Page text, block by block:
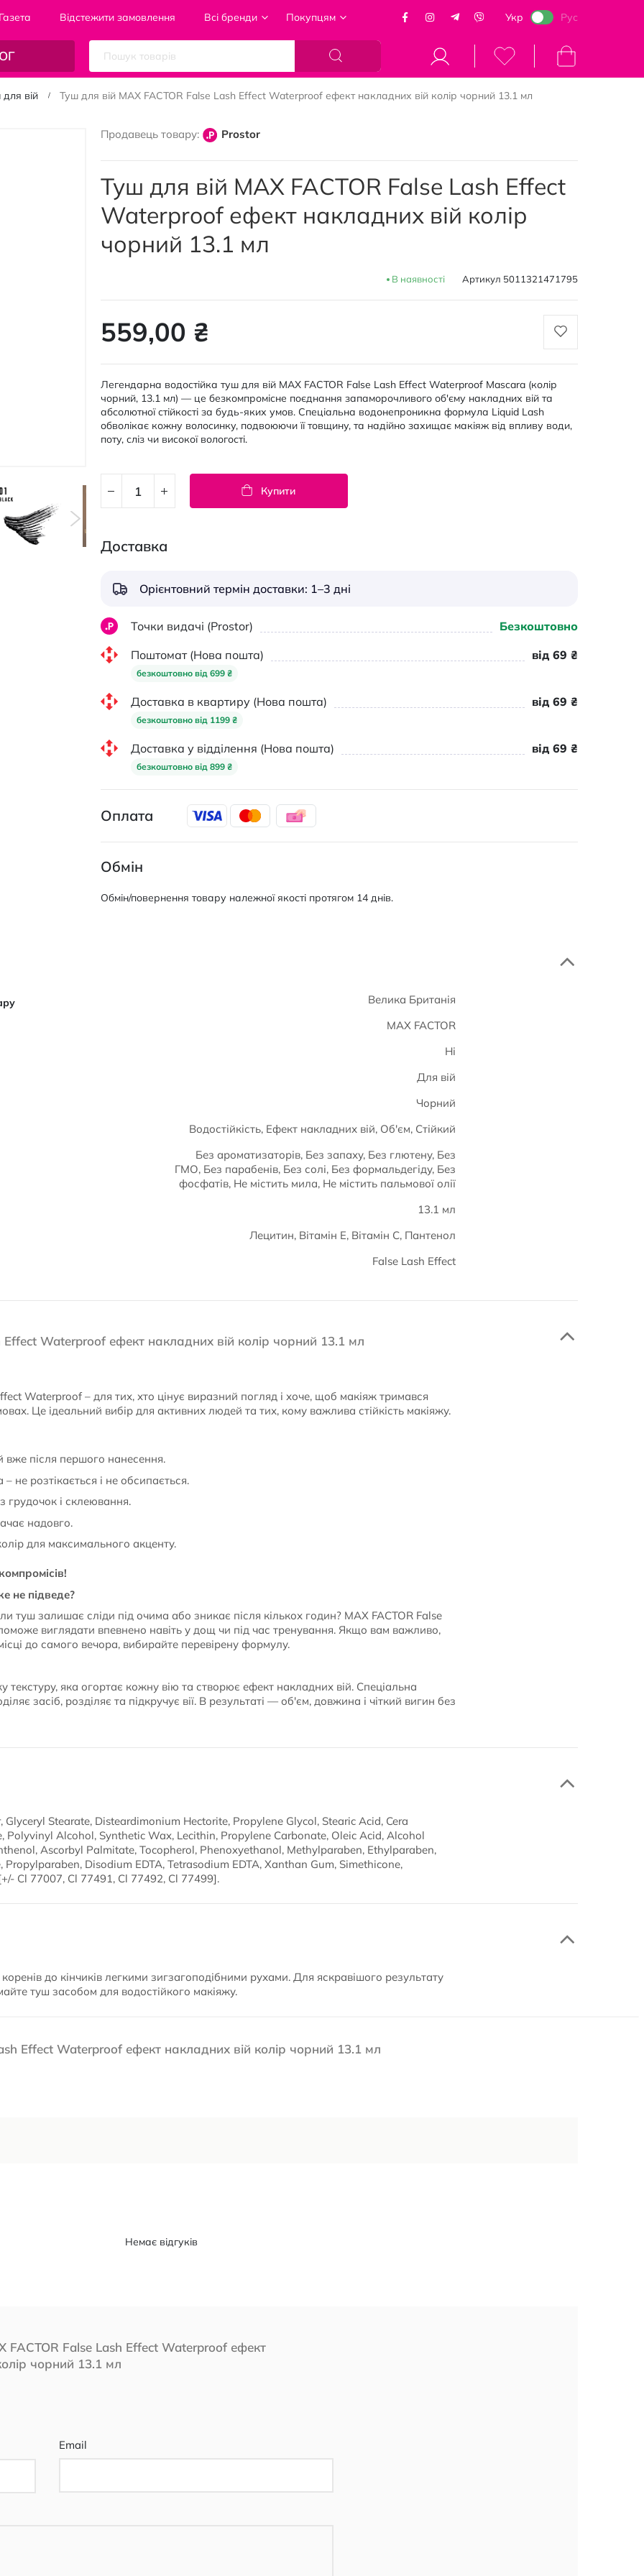
Газета Відстежити замовлення Всі бренди Покупцям Укр Рус
Кошик
вій Туш для вій MAX FACTOR False Lash Effect Waterproof ефект накладних вій колір чорний 13.1 мл
Продавець товару: Prostor
Туш для вій MAX FACTOR False Lash Effect
Waterproof ефект накладних вій колір
чорний 13.1 мл
В наявності Артикул 5011321471795
559,00 ₴
Легендарна водостійка туш для вій MAX FACTOR False Lash Effect Waterproof Mascara (колір
чорний, 13.1 мл) — це безкомпромісне поєднання запаморочливого об'єму накладних вій та
абсолютної стійкості за будь-яких умов. Спеціальна водонепроникна формула Liquid Lash
обволікає кожну волосинку, подвоюючи її товщину, та надійно захищає макіяж від впливу води,
поту, сліз чи високої вологості.
Купити
Доставка
Орієнтовний термін доставки: 1–3 дні
Точки видачі (Prostor)
Безкоштовно
Поштомат (Нова пошта)
безкоштовно від 699 ₴
від 69 ₴
Доставка в квартиру (Нова пошта)
безкоштовно від 1199 ₴
від 69 ₴
Доставка у відділення (Нова пошта)
безкоштовно від 899 ₴
від 69 ₴
Оплата
Обмін
Обмін/повернення товару належної якості протягом 14 днів.
Велика Британія
MAX FACTOR
Ні
Для вій
Чорний
Водостійкість, Ефект накладних вій, Об'єм, Стійкий
Без ароматизаторів, Без запаху, Без глютену, Без
ГМО, Без парабенів, Без солі, Без формальдегіду, Без
фосфатів, Не містить мила, Не містить пальмової олії
13.1 мл
Лецитин, Вітамін Е, Вітамін С, Пантенол
False Lash Effect
Waterproof ефект накладних вій колір чорний 13.1 мл
Waterproof – для тих, хто цінує виразний погляд і хоче, щоб макіяж тримався
Це ідеальний вибір для активних людей та тих, кому важлива стійкість макіяжу.
вже після першого нанесення.
не розтікається і не обсипається.
грудочок і склеювання.
надовго.
для максимального акценту.
не підведе?
туш залишає сліди під очима або зникає після кількох годин? MAX FACTOR False
виглядати впевнено навіть у дощ чи під час тренування. Якщо вам важливо,
до самого вечора, вибирайте перевірену формулу.
текстуру, яка огортає кожну вію та створює ефект накладних вій. Спеціальна
засіб, розділяє та підкручує вії. В результаті — об'єм, довжина і чіткий вигин без
Glyceryl Stearate, Disteardimonium Hectorite, Propylene Glycol, Stearic Acid, Cera
Polyvinyl Alcohol, Synthetic Wax, Lecithin, Propylene Carbonate, Oleic Acid, Alcohol
Ascorbyl Palmitate, Tocopherol, Phenoxyethanol, Methylparaben, Ethylparaben,
Disodium EDTA, Tetrasodium EDTA, Xanthan Gum, Simethicone,
Cl 77007, Cl 77491, Cl 77492, Cl 77499].
до кінчиків легкими зигзагоподібними рухами. Для яскравішого результату
туш засобом для водостійкого макіяжу.
Effect Waterproof ефект накладних вій колір чорний 13.1 мл
Немає відгуків
FACTOR False Lash Effect Waterproof ефект
чорний 13.1 мл
Email